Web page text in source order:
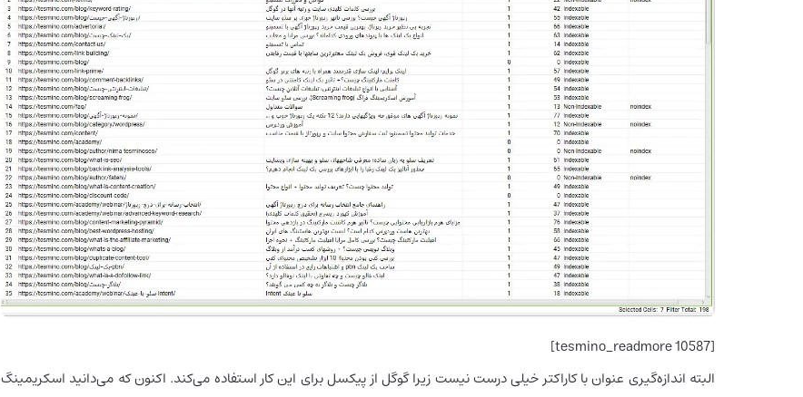
[tesmino_readmore 10587]
البته اندازه‌گیری عنوان با کاراکتر خیلی درست نیست زیرا گوگل از پیکسل برای این کار استفاده می‌کند. اکنون که می‌دانید اسکریمینگ